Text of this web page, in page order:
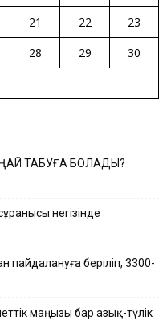
21 22
23
28 29
30
ТАБУҒА БОЛАДЫ?
негізінде
пайдалануға беріліп, 3300-
маңызы бар азық-түлік